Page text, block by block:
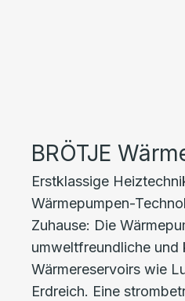
BRÖTJE
Erstklassige
Wärmepumpen-
Zuhause: Die
umweltfreundliche und
Wärmereservoirs wie
Erdreich. Eine